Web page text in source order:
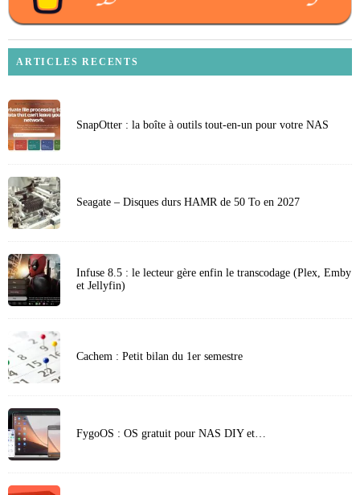
ARTICLES RECENTS
SnapOtter : la boîte à outils tout-en-un pour votre NAS
Seagate – Disques durs HAMR de 50 To en 2027
Infuse 8.5 : le lecteur gère enfin le transcodage (Plex, Emby
et Jellyfin)
Cachem : Petit bilan du 1er semestre
FygoOS : OS gratuit pour NAS DIY et…